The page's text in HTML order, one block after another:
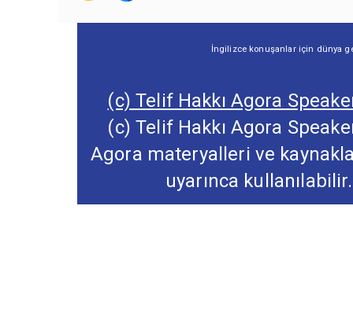
İngilizce konuşanlar için dünya
(c) Telif Hakkı Agora
(c) Telif Hakkı Agora
Agora materyalleri ve
uyarınca kullanılabilir.